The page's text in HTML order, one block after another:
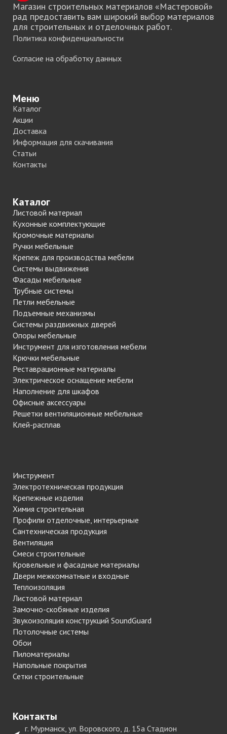
Магазин строительных материалов «Мастеровой»
рад предоставить вам широкий выбор материалов
для строительных и отделочных работ.
Политика конфиденциальности
Согласие на обработку данных
Меню
Каталог
Акции
Доставка
Информация для скачивания
Статьи
Контакты
Каталог
Листовой материал
Кухонные комплектующие
Кромочные материалы
Ручки мебельные
Крепеж для производства мебели
Системы выдвижения
Фасады мебельные
Трубные системы
Петли мебельные
Подъемные механизмы
Системы раздвижных дверей
Опоры мебельные
Инструмент для изготовления мебели
Крючки мебельные
Реставрационные материалы
Электрическое оснащение мебели
Наполнение для шкафов
Офисные аксессуары
Решетки вентиляционные мебельные
Клей-расплав
Инструмент
Электротехническая продукция
Крепежные изделия
Химия строительная
Профили отделочные, интерьерные
Сантехническая продукция
Вентиляция
Смеси строительные
Кровельные и фасадные материалы
Двери межкомнатные и входные
Теплоизоляция
Листовой материал
Замочно-скобяные изделия
Звукоизоляция конструкций SoundGuard
Потолочные системы
Обои
Пиломатериалы
Напольные покрытия
Сетки строительные
Контакты
г. Мурманск, ул. Воровского, д. 15а Стадион